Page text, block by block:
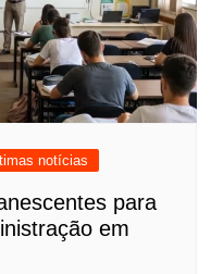
notícias
para
em